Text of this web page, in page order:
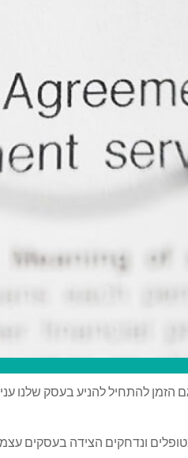
להתחיל להניע בעסק שלנו
ונדחקים הצידה בעסקים